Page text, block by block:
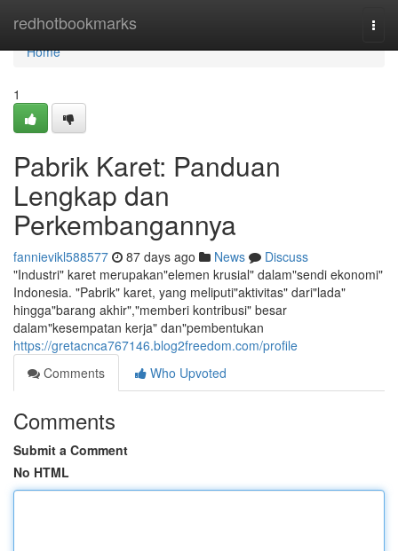
redhotbookmarks
Home
Home
1
Pabrik Karet: Panduan
Lengkap dan
Perkembangannya
fannievikl588577 87 days ago News
Discuss
"Industri" karet merupakan"elemen krusial" dalam"sendi ekonomi"
Indonesia. "Pabrik" karet, yang meliputi"aktivitas" dari"lada"
hingga"barang akhir","memberi kontribusi" besar
dalam"kesempatan kerja" dan"pembentukan
https://gretacnca767146.blog2freedom.com/profile
Comments
Who Upvoted
Comments
Submit a Comment
No HTML